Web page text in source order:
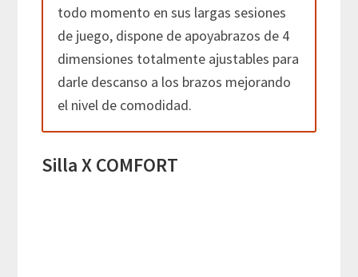
todo momento en sus largas sesiones
de juego, dispone de apoyabrazos de 4
dimensiones totalmente ajustables para
darle descanso a los brazos mejorando
el nivel de comodidad.
Silla X COMFORT